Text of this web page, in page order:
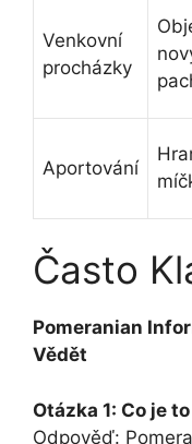
Venkovní
procházky
Aportování
Často
Pomeranian
Vědět
Otázka 1: Co je
Odpověď: